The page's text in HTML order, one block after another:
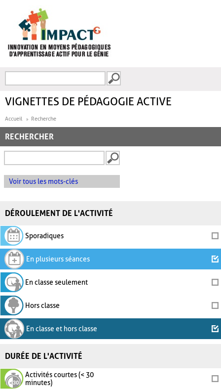
FORMULAIRE DE
VIGNETTES DE PÉDAGOGIE ACTIVE
Accueil Recherche
RECHERCHER
Voir tous les mots-clés
DÉROULEMENT DE L'ACTIVITÉ
Sporadiques
En plusieurs séances
En classe seulement
Hors classe
En classe et hors classe
DURÉE DE L'ACTIVITÉ
Activités courtes (< 30
minutes)